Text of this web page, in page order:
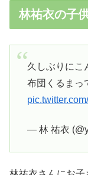
林祐衣の子
久しぶりにこ
布団くるまっ
— 林 祐衣